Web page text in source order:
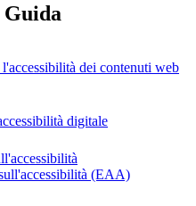
Guida
dei contenuti web
digitale
(EAA)